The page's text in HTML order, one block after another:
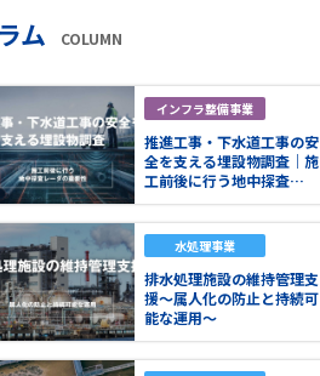
ム COLUMN
インフラ整備事業
推進工事・下水道工事の安
全を支える埋設物調査｜施
工前後に行う地中探査…
水処理事業
排水処理施設の維持管理支
援～属人化の防止と持続可
能な運用～